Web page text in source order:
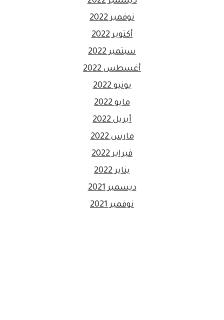
نوفمبر 2022
أكتوبر 2022
سبتمبر 2022
أغسطس 2022
يونيو 2022
مايو 2022
أبريل 2022
مارس 2022
فبراير 2022
يناير 2022
ديسمبر 2021
نوفمبر 2021